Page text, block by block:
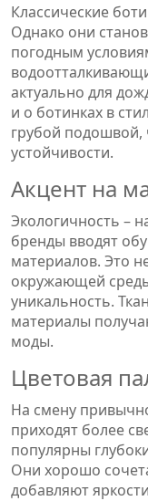
Классические
Однако они
погодным
актуально для
и о ботинках в
грубой подошвой,
устойчивости.
Акцент на
Экологичность –
бренды вводят
материалов. Это
окружающей
уникальность.
материалы
моды.
Цветовая
На смену
приходят более
популярны
Они хорошо
добавляют